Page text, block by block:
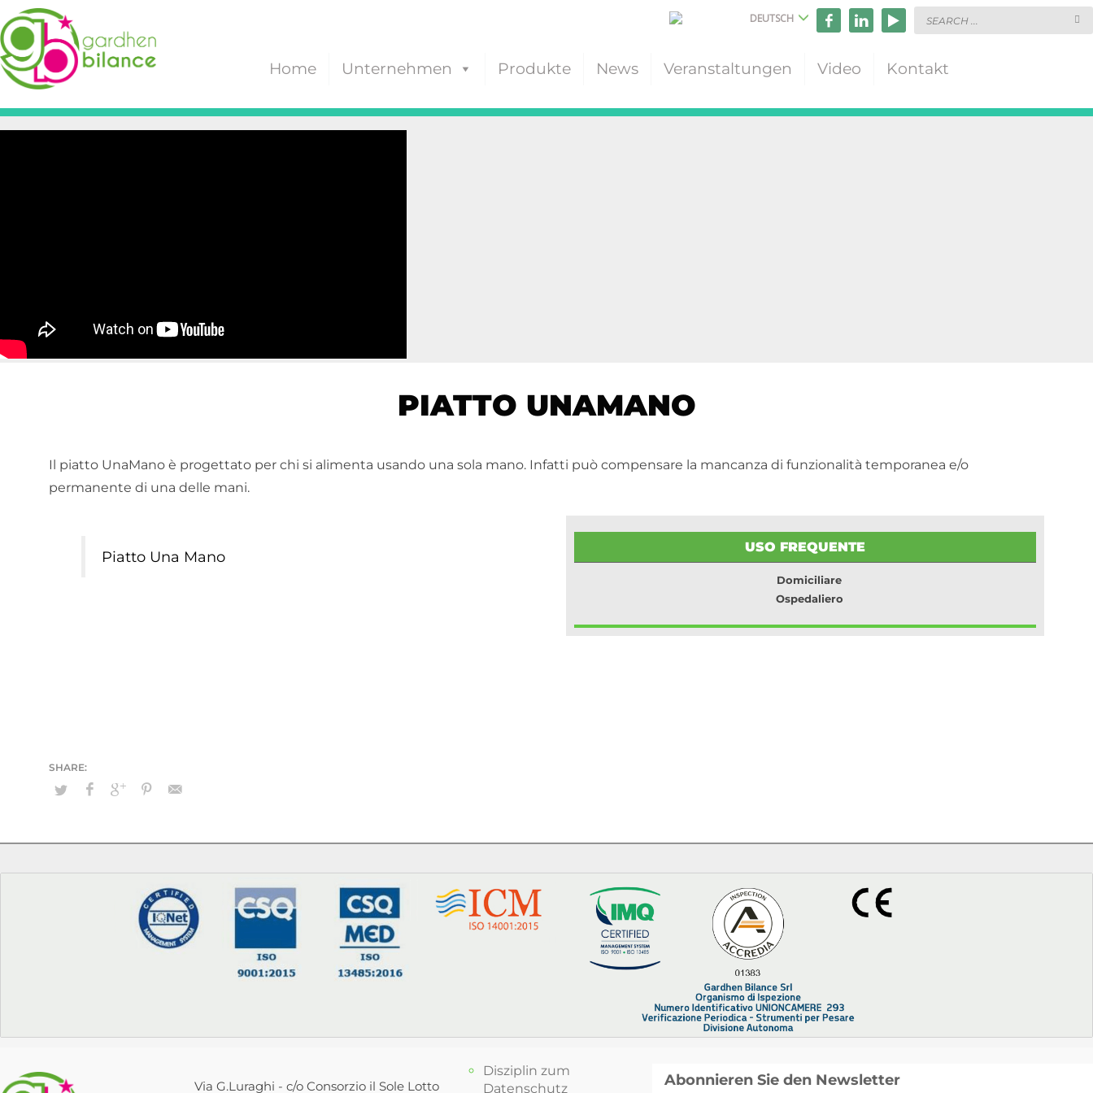
DEUTSCH
Home Unternehmen Produkte News Veranstaltungen Video Kontakt
PIATTO UNAMANO
Il piatto UnaMano è progettato per chi si alimenta usando una sola mano. Infatti può compensare la mancanza di funzionalità temporanea e/o
permanente di una delle mani.
Piatto Una Mano
USO FREQUENTE
Domiciliare
Ospedaliero
Via G.Luraghi - c/o Consorzio il Sole Lotto
Disziplin zum
Datenschutz
Abonnieren Sie den Newsletter